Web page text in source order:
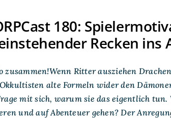
180:
Recken ins
zusammen!Wenn Ritter ausziehen
alte Formeln wider den
mit sich, warum sie das eigentlich
und auf Abenteuer gehen? Der